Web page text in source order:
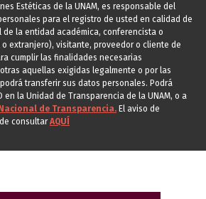
Estéticas de la UNAM, es responsable del
para el registro de usted en calidad de
de la entidad académica, conferencista o
extranjero), visitante, proveedor o cliente de
cumplir las finalidades necesarias
aquellas exigidas legalmente o por las
transferir sus datos personales. Podrá
en la Unidad de Transparencia de la UNAM, o a
de Transparencia. El aviso de
consultarAQUÍ